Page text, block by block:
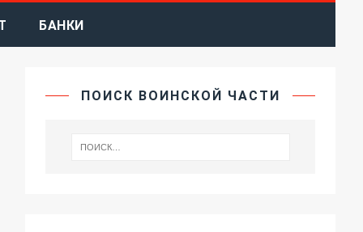
БАНКИ
ПОИСК ВОИНСКОЙ ЧАСТИ